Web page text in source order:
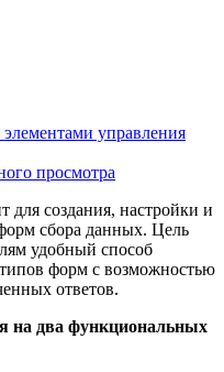
управления
просмотра
создания, настройки и
сбора данных. Цель
удобный способ
форм с возможностью
ответов.
на два функциональных